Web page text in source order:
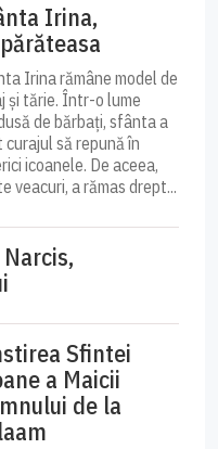
Irina,
Irina rămâne model de
și tărie. Într-o lume
de bărbați, sfânta a
curajul să repună în
icoanele. De aceea,
veacuri, a rămas drept...
Sfintei
a Maicii
de la